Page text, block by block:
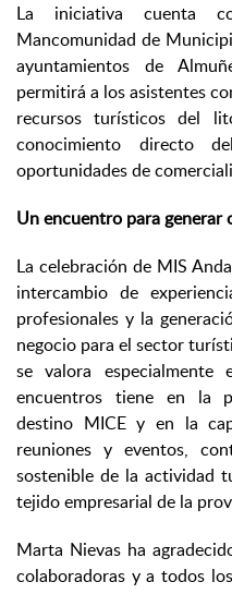
La iniciativa cuenta
Mancomunidad de
ayuntamientos de
permitirá a los asistentes
recursos turísticos del
conocimiento directo
oportunidades de
Un encuentro para generar
La celebración de MIS
intercambio de
profesionales y la
negocio para el sector
se valora
encuentros tiene en la
destino MICE y en la
reuniones y eventos,
sostenible de la actividad
tejido empresarial de la
Marta Nievas ha
colaboradoras y a todos